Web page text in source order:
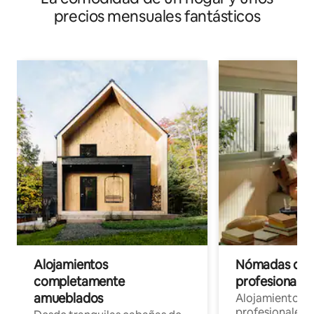
precios mensuales fantásticos
Alojamientos
completamente
amueblados
Nómadas
Alojamientos